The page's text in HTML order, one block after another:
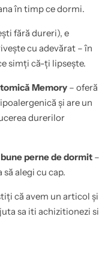
în timp ce dormi.
fără dureri), e
cu adevărat – în
simți că-ți lipsește.
Memory – oferă
și are un
durerilor
perne de dormit –
alegi cu cap.
că avem un articol și
sa iti achizitionezi si